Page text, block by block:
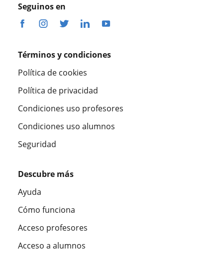
Seguinos en
Términos y condiciones
Política de cookies
Política de privacidad
Condiciones uso profesores
Condiciones uso alumnos
Seguridad
Descubre más
Ayuda
Cómo funciona
Acceso profesores
Acceso a alumnos